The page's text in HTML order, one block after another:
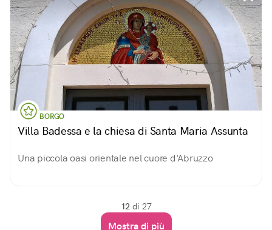
BORGO
Villa Badessa e la chiesa di Santa Maria Assunta
Una piccola oasi orientale nel cuore d'Abruzzo
12 di 27
Mostra di più